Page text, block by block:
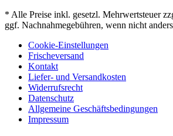
* Alle Preise inkl. gesetzl. Mehrwertsteuer
ggf. Nachnahmegebühren, wenn nicht
Cookie-Einstellungen
Frischeversand
Kontakt
Liefer- und Versandkosten
Widerrufsrecht
Datenschutz
Allgemeine Geschäftsbedingungen
Impressum